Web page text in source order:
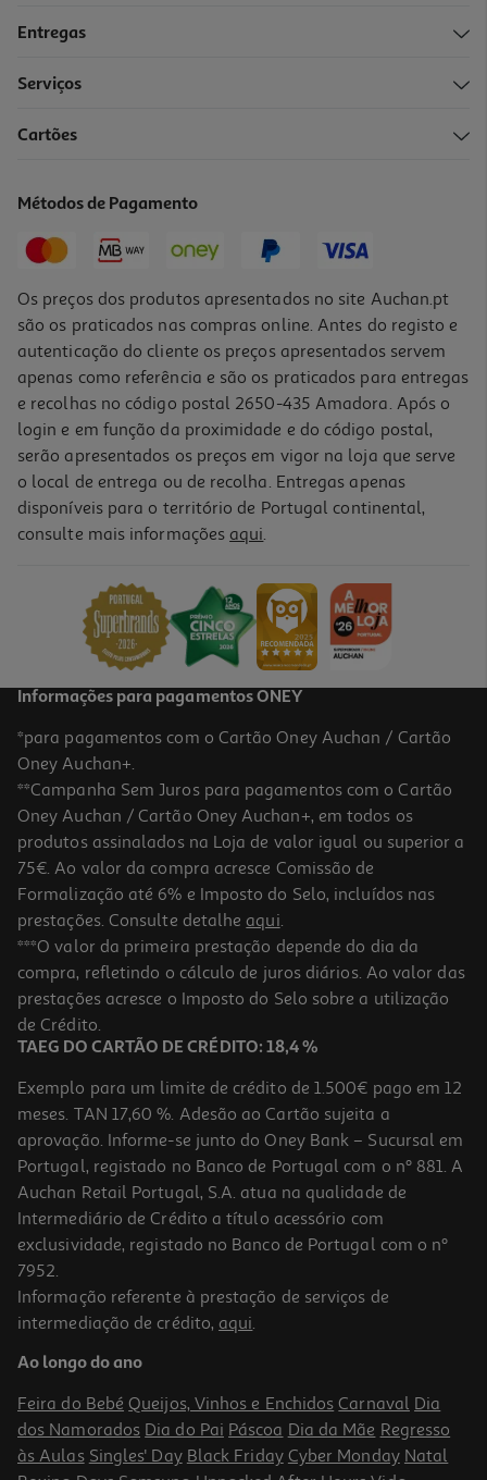
3.8
Coluna Portatil Bt Jbl Xtreme4 Blu Euna
329,99 €
4.3 (210)
Coluna Portátil Jbl Grip Red
99.99 €/un
99,99 €
4.6
Coluna Jbl Charge6 Squad
199.99 €/un
199,99 €
Entregas
Serviços
Cartões
Métodos de Pagamento
Os preços dos produtos apresentados no site Auchan.pt
são os praticados nas compras online. Antes do registo e
autenticação do cliente os preços apresentados servem
apenas como referência e são os praticados para entregas
e recolhas no código postal 2650-435 Amadora. Após o
login e em função da proximidade e do código postal,
serão apresentados os preços em vigor na loja que serve
o local de entrega ou de recolha. Entregas apenas
disponíveis para o território de Portugal continental,
consulte mais informações aqui.
Informações para pagamentos ONEY
*para pagamentos com o Cartão Oney Auchan / Cartão
Oney Auchan+.
**Campanha Sem Juros para pagamentos com o Cartão
Oney Auchan / Cartão Oney Auchan+, em todos os
produtos assinalados na Loja de valor igual ou superior a
75€. Ao valor da compra acresce Comissão de
Formalização até 6% e Imposto do Selo, incluídos nas
prestações. Consulte detalhe aqui.
***O valor da primeira prestação depende do dia da
compra, refletindo o cálculo de juros diários. Ao valor das
prestações acresce o Imposto do Selo sobre a utilização
de Crédito.
TAEG DO CARTÃO DE CRÉDITO: 18,4 %
Exemplo para um limite de crédito de 1.500€ pago em 12
meses. TAN 17,60 %. Adesão ao Cartão sujeita a
aprovação. Informe-se junto do Oney Bank – Sucursal em
Portugal, registado no Banco de Portugal com o nº 881. A
Auchan Retail Portugal, S.A. atua na qualidade de
Intermediário de Crédito a título acessório com
exclusividade, registado no Banco de Portugal com o nº
7952.
Informação referente à prestação de serviços de
intermediação de crédito, aqui.
Ao longo do ano
Feira do Bebé Queijos, Vinhos e Enchidos Carnaval Dia
dos Namorados Dia do Pai Páscoa Dia da Mãe Regresso
às Aulas Singles' Day Black Friday Cyber Monday Natal